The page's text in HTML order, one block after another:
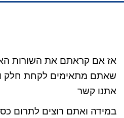
אז אם קראתם את השורות
שאתם מתאימים לקחת חלק
אתנו קשר
במידה ואתם רוצים לתרום